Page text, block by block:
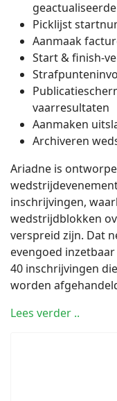
Picklijst
Aanmaak
Start & finish-
vaarresultaten
Aanmaken
Archiveren
Ariadne is
inschrijvingen,
wedstrijdblokken
verspreid zijn. Dat
evengoed
40 inschrijvingen
worden
Lees verder ..